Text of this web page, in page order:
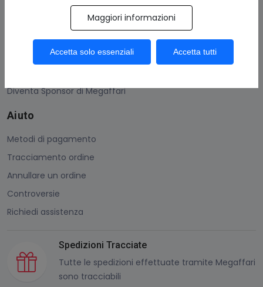
Maggiori informazioni
Accetta solo essenziali Accetta tutti
Condizioni generali
Protezione acquisti
Diventa Sponsor di Megaffari
Aiuto
Metodi di pagamento
Tracciamento ordine
Annullare un ordine
Controversie
Richiedi assistenza
Spedizioni Tracciate
Tutte le spedizioni effettuate tramite Megaffari
sono tracciabili